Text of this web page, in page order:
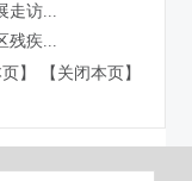
访...
疾...
】 【关闭本页】